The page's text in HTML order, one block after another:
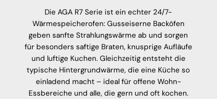
Die AGA R7 Serie ist ein echter 24/7-
Wärmespeicherofen: Gusseiserne Backöfen
geben sanfte Strahlungswärme ab und sorgen
für besonders saftige Braten, knusprige Aufläufe
und luftige Kuchen. Gleichzeitig entsteht die
typische Hintergrundwärme, die eine Küche so
einladend macht – ideal für offene Wohn-
Essbereiche und alle, die gern und oft kochen.